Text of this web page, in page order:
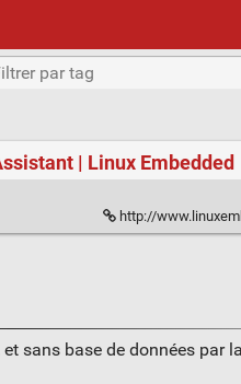
| Linux Embedded
http://
sans base de données par